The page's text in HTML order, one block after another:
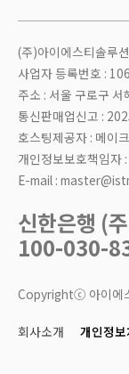
(주)아이에스티솔루
사업자 등록번호 :
주소 : 서울 구로구
통신판매업신고 :
호스팅제공자 : 메이
개인정보보호책임자 :
E-mail :
신한은행 (
100-030-
Copyrightⓒ 아이에
회사소개 개인정